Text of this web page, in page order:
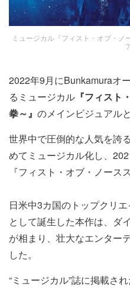
ミュージカル『フィスト・オブ・ノ
2022年9月にBunkamuraオ
るミュージカル 『フィスト
拳～』 のメインビジュアル
世界中で圧倒的な人気を誇
めてミュージカル化し、
『フィスト・オブ・ノース
日米中3カ国のトップクリ
として誕生した本作は、ダ
が相まり、壮大なエンター
した。
“ミュージカル”誌に掲載さ